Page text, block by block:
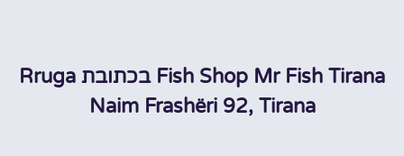
Fish Shop Mr Fish Tirana בכתובת Rruga
Naim Frashëri 92, Tirana